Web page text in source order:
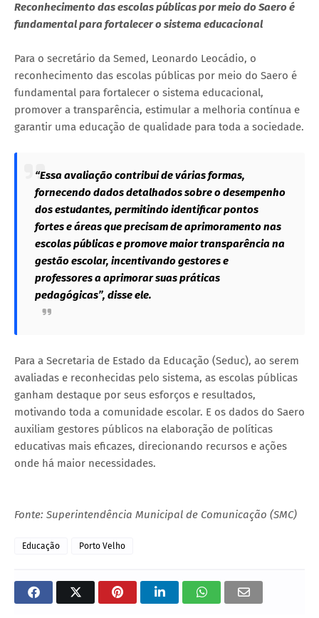
Reconhecimento das escolas públicas por meio do Saero é
fundamental para fortalecer o sistema educacional
Para o secretário da Semed, Leonardo Leocádio, o
reconhecimento das escolas públicas por meio do Saero é
fundamental para fortalecer o sistema educacional,
promover a transparência, estimular a melhoria contínua e
garantir uma educação de qualidade para toda a sociedade.
“Essa avaliação contribui de várias formas,
fornecendo dados detalhados sobre o desempenho
dos estudantes, permitindo identificar pontos
fortes e áreas que precisam de aprimoramento nas
escolas públicas e promove maior transparência na
gestão escolar, incentivando gestores e
professores a aprimorar suas práticas
pedagógicas”, disse ele.
Para a Secretaria de Estado da Educação (Seduc), ao serem
avaliadas e reconhecidas pelo sistema, as escolas públicas
ganham destaque por seus esforços e resultados,
motivando toda a comunidade escolar. E os dados do Saero
auxiliam gestores públicos na elaboração de políticas
educativas mais eficazes, direcionando recursos e ações
onde há maior necessidades.
Fonte: Superintendência Municipal de Comunicação (SMC)
Educação Porto Velho